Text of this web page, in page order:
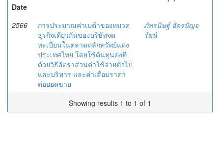
Date
2566
การประมาณค่าเบต้าของหมวด
ธุรกิจเดียวกันของบริษัทจด
ทะเบียนในตลาดหลักทรัพย์แห่ง
ประเทศไทย โดยใช้ต้นทุนคงที่
ด้วยวิธีอัตราส่วนค่าใช้จ่ายทั่วไป
และบริหาร และค่าเสื่อมราคา
ต่อยอดขาย
ภัทรนิษฐ์ อัครปัญจ
รัตน์
Showing results 1 to 1 of 1